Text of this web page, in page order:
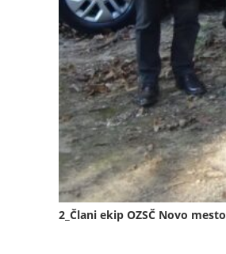
2_Člani ekip OZSČ Novo mesto